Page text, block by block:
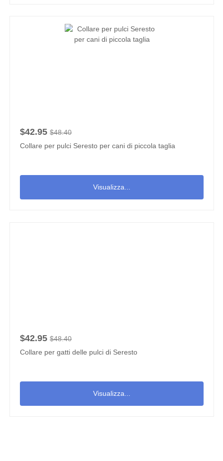
$42.95 $48.40
Collare per pulci Seresto per cani di piccola taglia
Visualizza...
$42.95 $48.40
Collare per gatti delle pulci di Seresto
Visualizza...